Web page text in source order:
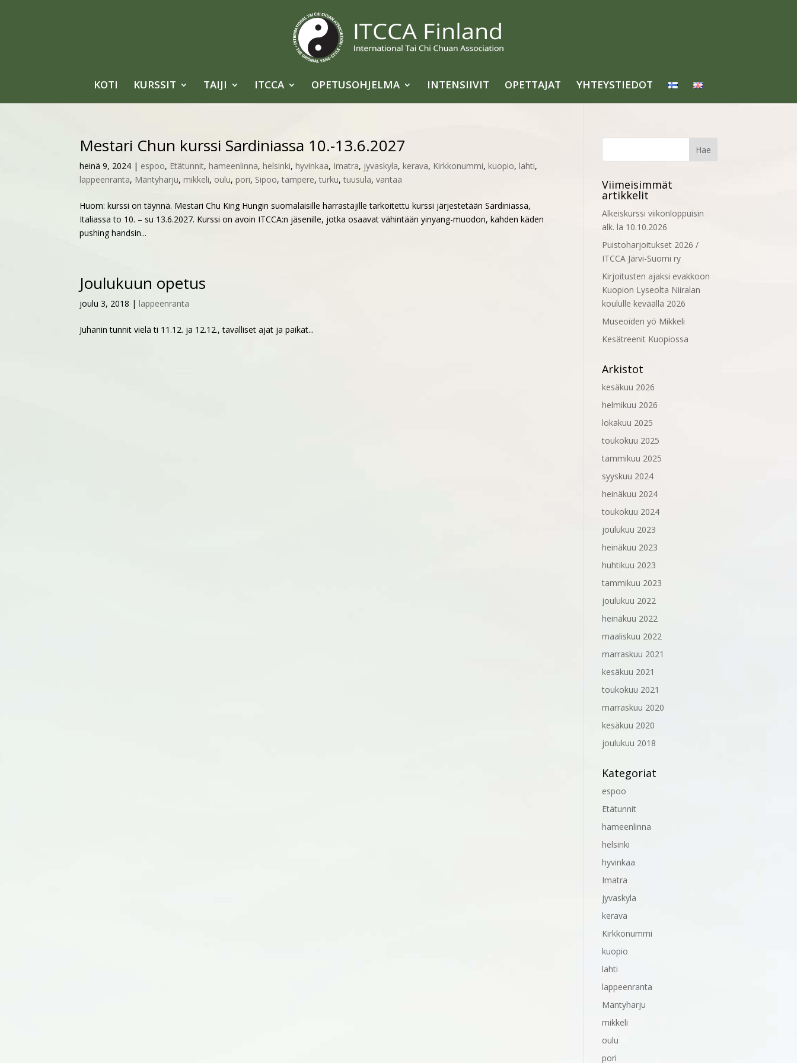
KOTI KURSSIT TAIJI ITCCA OPETUSOHJELMA INTENSIIVIT OPETTAJAT YHTEYSTIEDOT
Mestari Chun kurssi Sardiniassa 10.-13.6.2027
heinä 9, 2024 | espoo, Etätunnit,hameenlinna,helsinki,hyvinkaa, Imatra, jyvaskyla,kerava, Kirkkonummi,kuopio,lahti,
lappeenranta, Mäntyharju,mikkeli, oulu,pori, Sipoo,tampere,turku,tuusula,vantaa
Huom: kurssi on täynnä. Mestari Chu King Hungin suomalaisille harrastajille tarkoitettu kurssi järjestetään Sardiniassa,
Italiassa to 10. – su 13.6.2027. Kurssi on avoin ITCCA:n jäsenille, jotka osaavat vähintään yinyang-muodon, kahden käden
pushing handsin...
Joulukuun opetus
joulu 3, 2018 |lappeenranta
Juhanin tunnit vielä ti 11.12. ja 12.12., tavalliset ajat ja paikat...
Viimeisimmät
artikkelit
Alkeiskurssi viikonloppuisin
alk. la 10.10.2026
Puistoharjoitukset 2026 /
ITCCA Järvi-Suomi ry
Kirjoitusten ajaksi evakkoon
Kuopion Lyseolta Niiralan
koululle keväällä 2026
Museoiden yö Mikkeli
Kesätreenit Kuopiossa
Arkistot
kesäkuu 2026
helmikuu 2026
lokakuu 2025
toukokuu 2025
tammikuu 2025
syyskuu 2024
heinäkuu 2024
toukokuu 2024
joulukuu 2023
heinäkuu 2023
huhtikuu 2023
tammikuu 2023
joulukuu 2022
heinäkuu 2022
maaliskuu 2022
marraskuu 2021
kesäkuu 2021
toukokuu 2021
marraskuu 2020
kesäkuu 2020
joulukuu 2018
Kategoriat
espoo
Etätunnit
hameenlinna
helsinki
hyvinkaa
Imatra
jyvaskyla
kerava
Kirkkonummi
kuopio
lahti
lappeenranta
Mäntyharju
mikkeli
oulu
pori